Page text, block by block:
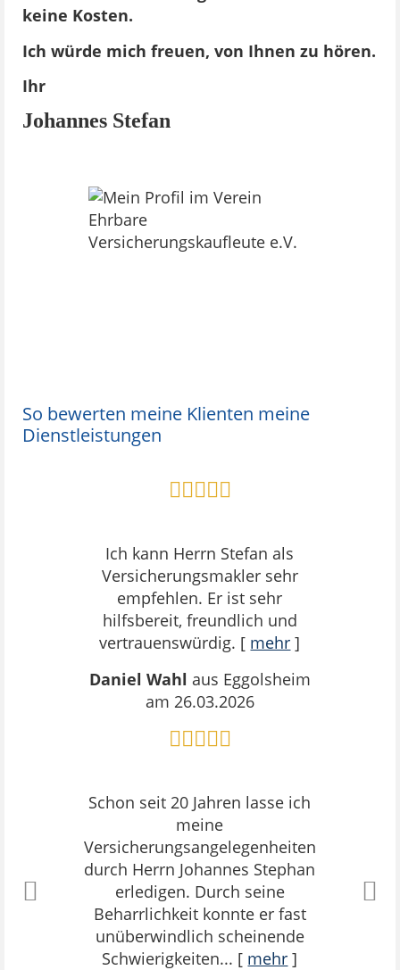
keine Kosten.
Ich würde mich freuen, von Ihnen zu hören.
Ihr
Johannes Stefan
So bewerten meine Klienten meine
Dienstleistungen
Ich kann Herrn Stefan als
Versicherungsmakler sehr
empfehlen. Er ist sehr
hilfsbereit, freundlich und
vertrauenswürdig. [ mehr ]
Daniel Wahl aus Eggolsheim
am 26.03.2026
Schon seit 20 Jahren lasse ich
meine
Versicherungsangelegenheiten
durch Herrn Johannes Stephan
erledigen. Durch seine
Beharrlichkeit konnte er fast
unüberwindlich scheinende
Schwierigkeiten... [ mehr ]